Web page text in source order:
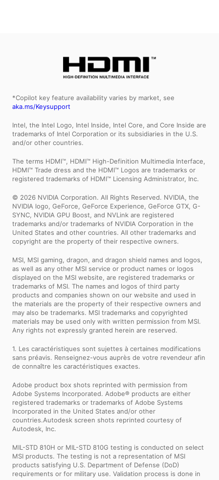
*Copilot key feature availability varies by market, see
aka.ms/Keysupport
Intel, the Intel Logo, Intel Inside, Intel Core, and Core Inside are
trademarks of Intel Corporation or its subsidiaries in the U.S.
and/or other countries.
The terms HDMI™, HDMI™ High-Definition Multimedia Interface,
HDMI™ Trade dress and the HDMI™ Logos are trademarks or
registered trademarks of HDMI™ Licensing Administrator, Inc.
© 2026 NVIDIA Corporation. All Rights Reserved. NVIDIA, the
NVIDIA logo, GeForce, GeForce Experience, GeForce GTX, G-
SYNC, NVIDIA GPU Boost, and NVLink are registered
trademarks and/or trademarks of NVIDIA Corporation in the
United States and other countries. All other trademarks and
copyright are the property of their respective owners.
MSI, MSI gaming, dragon, and dragon shield names and logos,
as well as any other MSI service or product names or logos
displayed on the MSI website, are registered trademarks or
trademarks of MSI. The names and logos of third party
products and companies shown on our website and used in
the materials are the property of their respective owners and
may also be trademarks. MSI trademarks and copyrighted
materials may be used only with written permission from MSI.
Any rights not expressly granted herein are reserved.
1. Les caractéristiques sont sujettes à certaines modifications
sans préavis. Renseignez-vous auprès de votre revendeur afin
de connaître les caractéristiques exactes.
Adobe product box shots reprinted with permission from
Adobe Systems Incorporated. Adobe® products are either
registered trademarks or trademarks of Adobe Systems
Incorporated in the United States and/or other
countries.Autodesk screen shots reprinted courtesy of
Autodesk, Inc.
MIL-STD 810H or MIL-STD 810G testing is conducted on select
MSI products. The testing is not a representation of MSI
products satisfying U.S. Department of Defense (DoD)
requirements or for military use. Validation process is done in